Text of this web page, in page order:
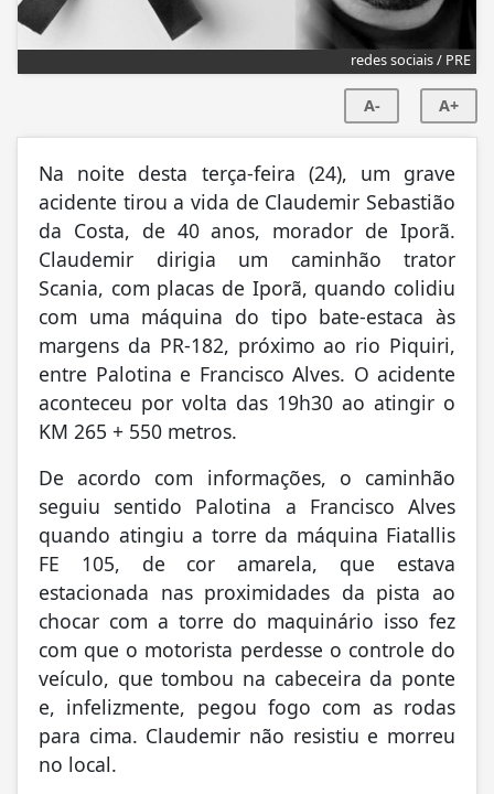
redes sociais / PRE
A- A+
Na noite desta terça-feira (24), um grave
acidente tirou a vida de Claudemir Sebastião
da Costa, de 40 anos, morador de Iporã.
Claudemir dirigia um caminhão trator
Scania, com placas de Iporã, quando colidiu
com uma máquina do tipo bate-estaca às
margens da PR-182, próximo ao rio Piquiri,
entre Palotina e Francisco Alves. O acidente
aconteceu por volta das 19h30 ao atingir o
KM 265 + 550 metros.
De acordo com informações, o caminhão
seguiu sentido Palotina a Francisco Alves
quando atingiu a torre da máquina Fiatallis
FE 105, de cor amarela, que estava
estacionada nas proximidades da pista ao
chocar com a torre do maquinário isso fez
com que o motorista perdesse o controle do
veículo, que tombou na cabeceira da ponte
e, infelizmente, pegou fogo com as rodas
para cima. Claudemir não resistiu e morreu
no local.